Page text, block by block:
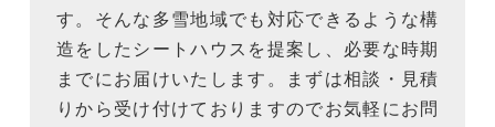
す。そんな多雪地域でも対応できるような構
造をしたシートハウスを提案し、必要な時期
までにお届けいたします。まずは相談・見積
りから受け付けておりますのでお気軽にお問